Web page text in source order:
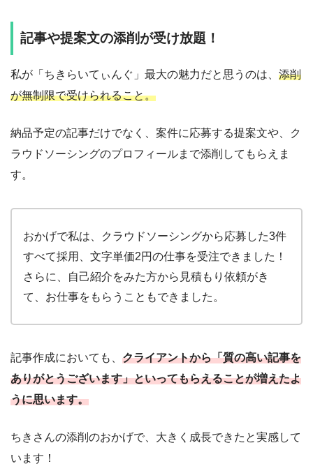
記事や提案文の添削が受け放題！
私が「ちきらいてぃんぐ」最大の魅力だと思うのは、 添削
が無制限で受けられること。
納品予定の記事だけでなく、案件に応募する提案文や、ク
ラウドソーシングのプロフィールまで添削してもらえま
す。
おかげで私は、クラウドソーシングから応募した3件
すべて採用、文字単価2円の仕事を受注できました！
さらに、自己紹介をみた方から見積もり依頼がき
て、お仕事をもらうこともできました。
記事作成においても、 クライアントから「質の高い記事を
ありがとうございます」といってもらえることが増えたよ
うに思います。
ちきさんの添削のおかげで、大きく成長できたと実感して
います！